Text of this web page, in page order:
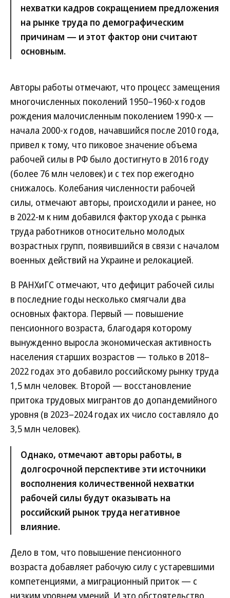
нехватки кадров сокращением предложения
на рынке труда по демографическим
причинам — и этот фактор они считают
основным.
Авторы работы отмечают, что процесс замещения
многочисленных поколений 1950–1960-х годов
рождения малочисленным поколением 1990-х —
начала 2000-х годов, начавшийся после 2010 года,
привел к тому, что пиковое значение объема
рабочей силы в РФ было достигнуто в 2016 году
(более 76 млн человек) и с тех пор ежегодно
снижалось. Колебания численности рабочей
силы, отмечают авторы, происходили и ранее, но
в 2022-м к ним добавился фактор ухода с рынка
труда работников относительно молодых
возрастных групп, появившийся в связи с началом
военных действий на Украине и релокацией.
В РАНХиГС отмечают, что дефицит рабочей силы
в последние годы несколько смягчали два
основных фактора. Первый — повышение
пенсионного возраста, благодаря которому
вынужденно выросла экономическая активность
населения старших возрастов — только в 2018–
2022 годах это добавило российскому рынку труда
1,5 млн человек. Второй — восстановление
притока трудовых мигрантов до допандемийного
уровня (в 2023–2024 годах их число составляло до
3,5 млн человек).
Однако, отмечают авторы работы, в
долгосрочной перспективе эти источники
восполнения количественной нехватки
рабочей силы будут оказывать на
российский рынок труда негативное
влияние.
Дело в том, что повышение пенсионного
возраста добавляет рабочую силу с устаревшими
компетенциями, а миграционный приток — с
низким уровнем умений. И это обстоятельство